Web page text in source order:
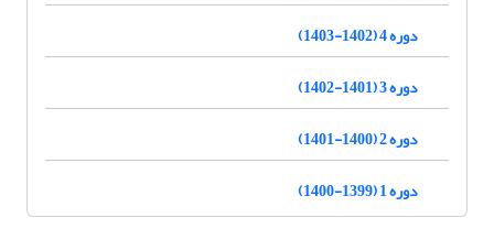
دوره 4 (1402-1403)
دوره 3 (1401-1402)
دوره 2 (1400-1401)
دوره 1 (1399-1400)